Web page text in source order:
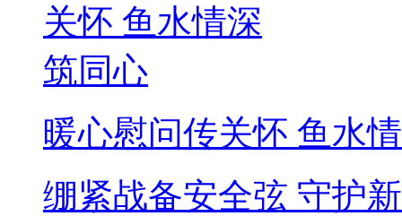
暖心慰问传关怀 鱼水
绷紧战备安全弦 守护